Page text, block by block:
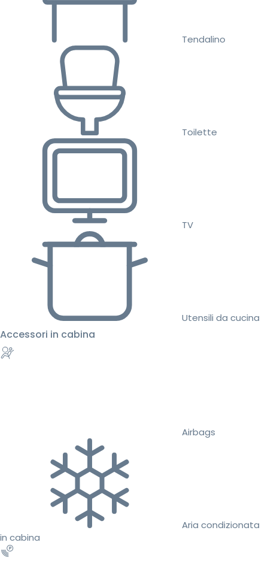
Tendalino
Toilette
TV
Utensili da cucina
Accessori in cabina
Airbags
Aria condizionata
in cabina